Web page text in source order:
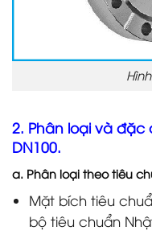
2. Phân loại và
DN100.
a. Phân loại theo tiêu
Mặt bích tiêu
bộ tiêu chuẩn